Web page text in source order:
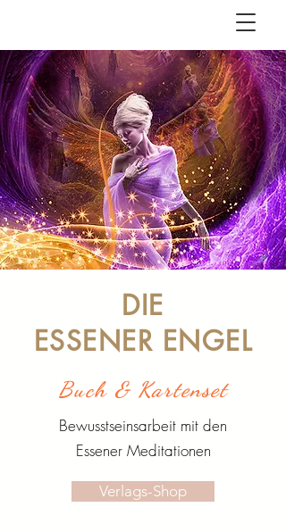
DIE
ESSENER ENGEL
Buch & Kartenset
Bewusstseinsarbeit mit den
Essener Meditationen
Verlags-Shop